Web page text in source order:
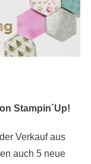
DES
MINI-
KATALOGES
AM
BEI
´UP!
Stampin´Up!
Verkauf aus
auch 5 neue